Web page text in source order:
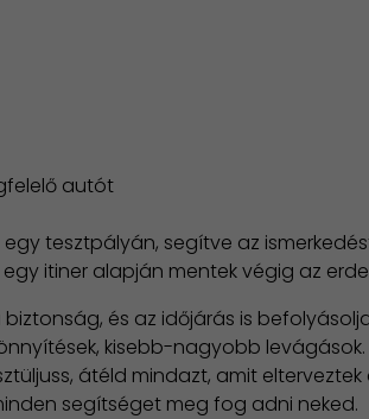
autót
tesztpályán, segítve az
itiner alapján mentek végig az
és az időjárás is
kisebb-nagyobb
átéld mindazt, amit
segítséget meg fog adni neked.